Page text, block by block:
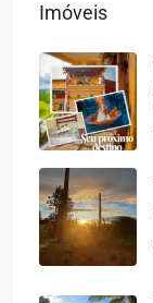
Imóveis